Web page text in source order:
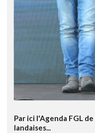
Par ici l'Agenda FGL
landaises...